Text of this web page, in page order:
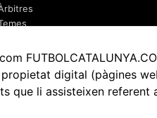
Legal Política de Privacitat
digital (pàgines
que li assisteixen referent